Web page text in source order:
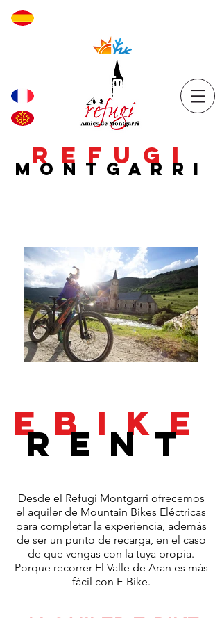
REFUGI
MONTGARRI
EBIKE
RENT
Desde el Refugi Montgarri ofrecemos
el aquiler de Mountain Bikes Eléctricas
para completar la experiencia, además
de ser un punto de recarga, en el caso
de que vengas con la tuya propia.
Porque recorrer El Valle de Aran es más
fácil con E-Bike.